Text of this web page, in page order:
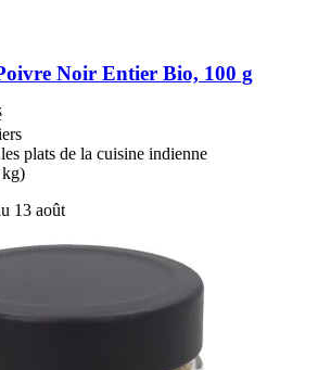
Noir Entier Bio, 100 g
plats de la cuisine indienne
13 août